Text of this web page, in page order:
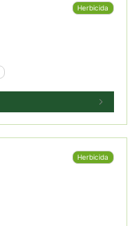
Herbicida
Herbicida